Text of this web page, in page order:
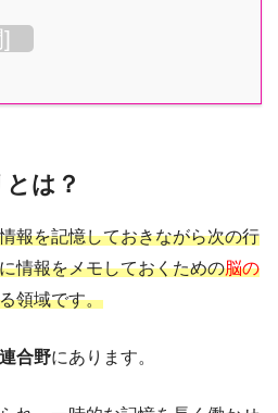
]
は？
報を記憶しておきながら次の行
情報をメモしておくための脳の
領域です。
合野にあります。